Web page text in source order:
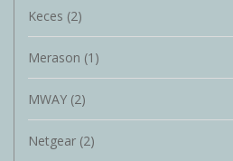
Keces (2)
Merason (1)
MWAY (2)
Netgear (2)